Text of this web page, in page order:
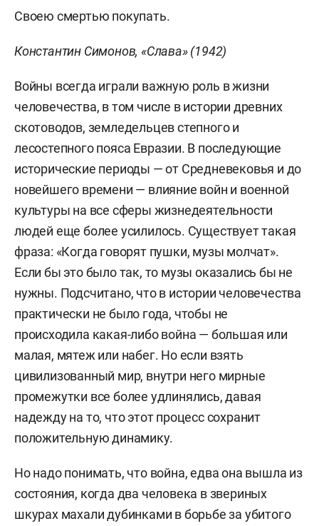
Своею смертью покупать.
Константин Симонов, «Слава» (1942)
Войны всегда играли важную роль в жизни
человечества, в том числе в истории древних
скотоводов, земледельцев степного и
лесостепного пояса Евразии. В последующие
исторические периоды — от Средневековья и до
новейшего времени — влияние войн и военной
культуры на все сферы жизнедеятельности
людей еще более усилилось. Существует такая
фраза: «Когда говорят пушки, музы молчат».
Если бы это было так, то музы оказались бы не
нужны. Подсчитано, что в истории человечества
практически не было года, чтобы не
происходила какая-либо война — большая или
малая, мятеж или набег. Но если взять
цивилизованный мир, внутри него мирные
промежутки все более удлинялись, давая
надежду на то, что этот процесс сохранит
положительную динамику.
Но надо понимать, что война, едва она вышла из
состояния, когда два человека в звериных
шкурах махали дубинками в борьбе за убитого